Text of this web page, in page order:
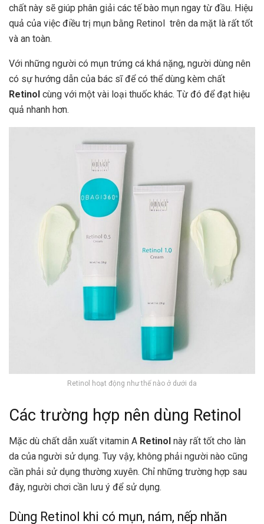
chất này sẽ giúp phân giải các tế bào mụn ngay từ đầu. Hiệu
quả của việc điều trị mụn bằng Retinol
trên da mặt là rất tốt
và an toàn.
Với những người có mụn trứng cá khá nặng, người dùng nên
có sự hướng dẫn của bác sĩ để có thể dùng kèm chất
Retinol cùng với một vài loại thuốc khác. Từ đó để đạt hiệu
quả nhanh hơn.
Retinol hoạt động như thế nào ở dưới da
Các trường hợp nên dùng Retinol
Mặc dù chất dẫn xuất vitamin A Retinol này rất tốt cho làn
da của người sử dụng. Tuy vậy, không phải người nào cũng
cần phải sử dụng thường xuyên. Chỉ những trường hợp sau
đây, người chơi cần lưu ý để sử dụng.
Dùng Retinol khi có mụn, nám, nếp nhăn